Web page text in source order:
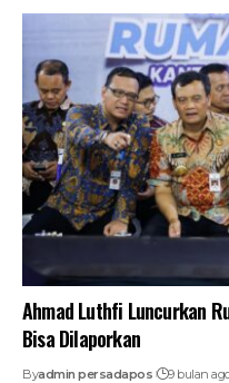
Ahmad Luthfi Luncurkan
Bisa Dilaporkan
Byadmin persadapos 9 bulan